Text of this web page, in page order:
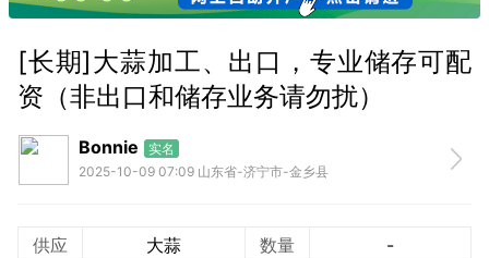
[长期]大蒜加工、出口，专业储存可配
资（非出口和储存业务请勿扰）
Bonnie
实名
2025-10-09 07:09 山东省-济宁市-金乡县
供应 大蒜 数量
-